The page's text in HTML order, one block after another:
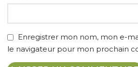
Enregistrer mon nom, mon e-
le navigateur pour mon prochain